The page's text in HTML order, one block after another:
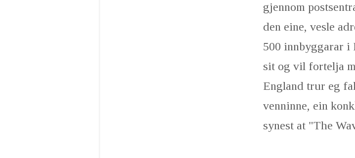
gjennom
den eine, vesle
500 innbyggarar i
sit og vil fortelja
England trur eg
venninne, ein
synest at "The